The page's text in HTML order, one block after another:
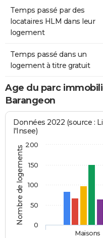
Temps passé par des
locataires HLM dans leur
logement
Temps passé dans un
logement à titre gratuit
Age du parc
Barangeon
Nombre de logements
Données 2022 (source :
l'Insee)
Maisons
0
50
100
150
200